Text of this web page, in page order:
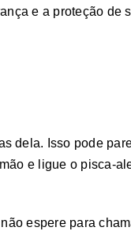
e a proteção de
dela. Isso pode
e ligue o pisca-
espere para